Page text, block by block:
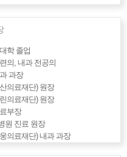
학 졸업
의, 내과 전공의
과장
의료재단) 원장
의료재단) 원장
부장
원 진료 원장
의료재단) 내과 과장